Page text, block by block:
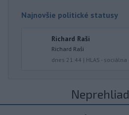
Najnovšie politické statusy
Richard Raši
Richard Raši
dnes 21:44 | HLAS -